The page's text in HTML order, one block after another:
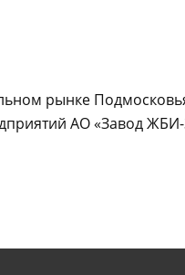
рынке
АО «Завод